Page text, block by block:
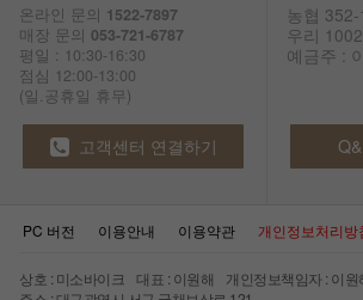
온라인 문의 1522-7897
매장 문의 053-721-6787
평일 : 10:30-16:30
점심 12:00-13:00
(일.공휴일 휴무)
농협
우리
예금주 :
고객센터 연결하기
PC 버전 이용안내 이용약관 개인정보처리방
상호 : 미소바이크 대표 : 이원해 개인정보책임자 : 이원